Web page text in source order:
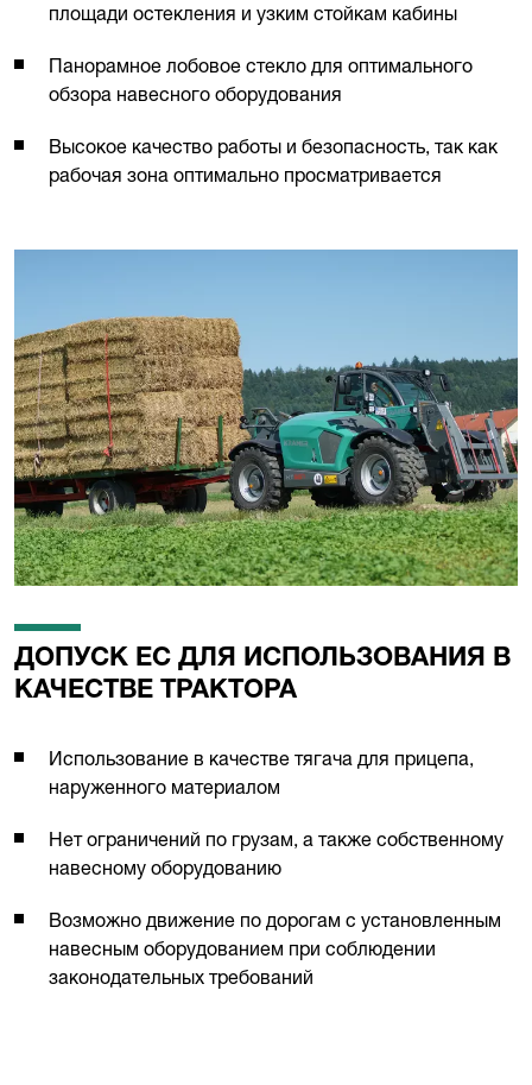
площади остекления и узким стойкам кабины
Панорамное лобовое стекло для оптимального
обзора навесного оборудования
Высокое качество работы и безопасность, так как
рабочая зона оптимально просматривается
ДОПУСК ЕС ДЛЯ ИСПОЛЬЗОВАНИЯ В
КАЧЕСТВЕ ТРАКТОРА
Использование в качестве тягача для прицепа,
наруженного материалом
Нет ограничений по грузам, а также собственному
навесному оборудованию
Возможно движение по дорогам с установленным
навесным оборудованием при соблюдении
законодательных требований